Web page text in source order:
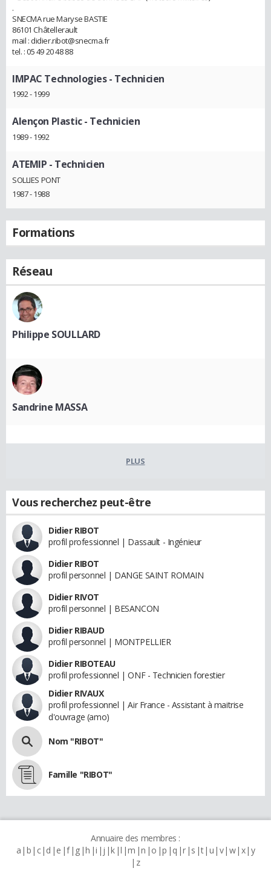
.
SNECMA rue Maryse BASTIE
86101 Châtellerault
mail : didier.ribot@snecma.fr
tel. : 05 49 20 48 88
IMPAC Technologies- Technicien
1992 - 1999
Alençon Plastic- Technicien
1989 - 1992
ATEMIP - Technicien
SOLLIES PONT
1987 - 1988
Formations
Réseau
Philippe SOULLARD
Sandrine MASSA
PLUS
Vous recherchez peut-être
Didier RIBOT
profil professionnel | Dassault - Ingénieur
Didier RIBOT
profil personnel | DANGE SAINT ROMAIN
Didier RIVOT
profil personnel | BESANCON
Didier RIBAUD
profil personnel | MONTPELLIER
Didier RIBOTEAU
profil professionnel | ONF - Technicien forestier
Didier RIVAUX
profil professionnel | Air France - Assistant à maitrise
d'ouvrage (amo)
Nom "RIBOT"
Famille "RIBOT"
Annuaire des membres :
a b c d e f g h i j k l m n o p q r s t u v w x y
z